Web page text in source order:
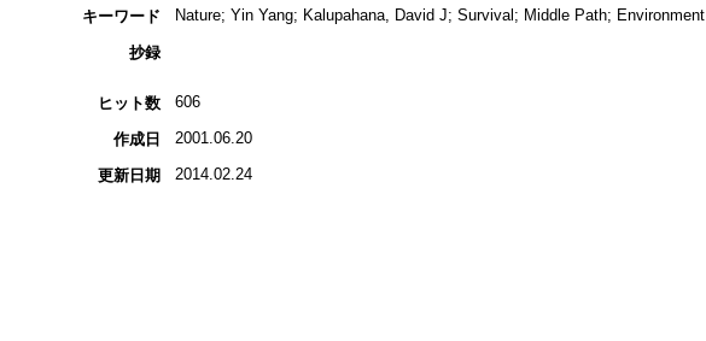
キーワード
Nature; Yin Yang; Kalupahana, David J; Survival; Middle Path; Environment
抄録
ヒット数 606
作成日 2001.06.20
更新日期 2014.02.24